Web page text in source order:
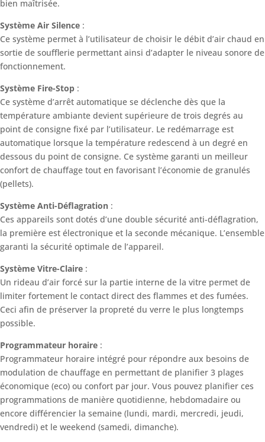
bien maîtrisée.
Système Air Silence :
Ce système permet à l’utilisateur de choisir le débit d’air chaud en
sortie de soufflerie permettant ainsi d’adapter le niveau sonore de
fonctionnement.
Système Fire-Stop :
Ce système d’arrêt automatique se déclenche dès que la
température ambiante devient supérieure de trois degrés au
point de consigne fixé par l’utilisateur. Le redémarrage est
automatique lorsque la température redescend à un degré en
dessous du point de consigne. Ce système garanti un meilleur
confort de chauffage tout en favorisant l’économie de granulés
(pellets).
Système Anti-Déflagration :
Ces appareils sont dotés d’une double sécurité anti-déflagration,
la première est électronique et la seconde mécanique. L’ensemble
garanti la sécurité optimale de l’appareil.
Système Vitre-Claire :
Un rideau d’air forcé sur la partie interne de la vitre permet de
limiter fortement le contact direct des flammes et des fumées.
Ceci afin de préserver la propreté du verre le plus longtemps
possible.
Programmateur horaire :
Programmateur horaire intégré pour répondre aux besoins de
modulation de chauffage en permettant de planifier 3 plages
économique (eco) ou confort par jour. Vous pouvez planifier ces
programmations de manière quotidienne, hebdomadaire ou
encore différencier la semaine (lundi, mardi, mercredi, jeudi,
vendredi) et le weekend (samedi, dimanche).